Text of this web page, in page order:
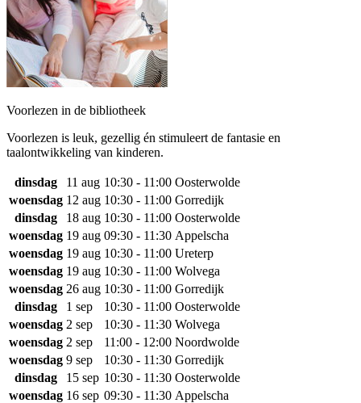
Voorlezen in de bibliotheek
Voorlezen is leuk, gezellig én stimuleert de fantasie en
taalontwikkeling van kinderen.
dinsdag 11 aug 10:30 - 11:00 Oosterwolde
woensdag 12 aug 10:30 - 11:00 Gorredijk
dinsdag
18 aug 10:30 - 11:00 Oosterwolde
woensdag 19 aug 09:30 - 11:30 Appelscha
woensdag 19 aug 10:30 - 11:00 Ureterp
woensdag 19 aug 10:30 - 11:00 Wolvega
woensdag 26 aug 10:30 - 11:00 Gorredijk
dinsdag
1 sep 10:30 - 11:00 Oosterwolde
woensdag 2 sep 10:30 - 11:30 Wolvega
woensdag 2 sep 11:00 - 12:00 Noordwolde
woensdag 9 sep 10:30 - 11:30 Gorredijk
dinsdag
15 sep 10:30 - 11:30 Oosterwolde
woensdag 16 sep 09:30 - 11:30 Appelscha